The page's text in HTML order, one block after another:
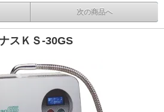
次の商品へ
スＫＳ-30GS